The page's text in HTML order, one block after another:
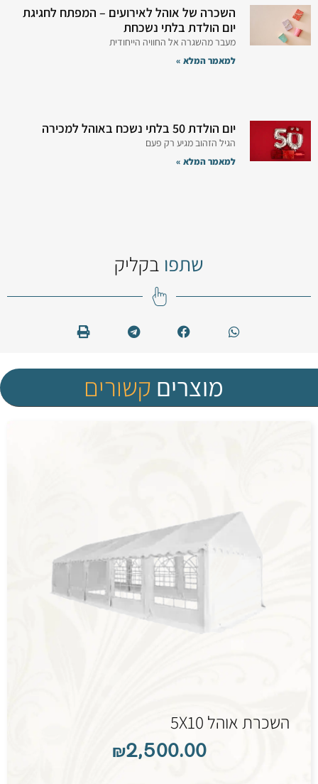
השכרה של אוהל לאירועים – המפתח לחגיגת
יום הולדת בלתי נשכחת
מעבר מהשגרה אל החוויה הייחודית
למאמר המלא »
יום הולדת 50 בלתי נשכח באוהל למכירה
הגיל הזהוב מגיע רק פעם
למאמר המלא »
שתפו בקליק
מוצרים קשורים
השכרת אוהל 5X10
₪2,500.00